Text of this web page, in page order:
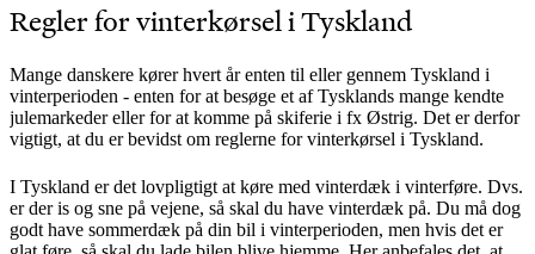
Regler for vinterkørsel i Tyskland
Mange danskere kører hvert år enten til eller gennem Tyskland i
vinterperioden - enten for at besøge et af Tysklands mange kendte
julemarkeder eller for at komme på skiferie i fx Østrig. Det er derfor
vigtigt, at du er bevidst om reglerne for vinterkørsel i Tyskland.
I Tyskland er det lovpligtigt at køre med vinterdæk i vinterføre. Dvs.
er der is og sne på vejene, så skal du have vinterdæk på. Du må dog
godt have sommerdæk på din bil i vinterperioden, men hvis det er